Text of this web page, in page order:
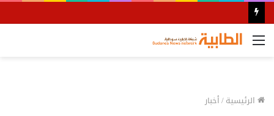
القائمة
الرئيسية/أخبار